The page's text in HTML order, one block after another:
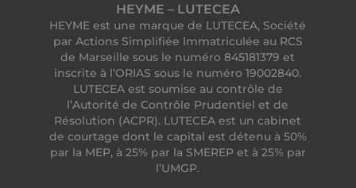
HEYME – LUTECEA
HEYME est une marque de LUTECEA, Société
par Actions Simplifiée Immatriculée au RCS
de Marseille sous le numéro 845181379 et
inscrite à l’ORIAS sous le numéro 19002840.
LUTECEA est soumise au contrôle de
l’Autorité de Contrôle Prudentiel et de
Résolution (ACPR). LUTECEA est un cabinet
de courtage dont le capital est détenu à 50%
par la MEP, à 25% par la SMEREP et à 25% par
l’UMGP.
__lc_cid
On Direct Business
Services Limited
.accounts.livechatinc.com